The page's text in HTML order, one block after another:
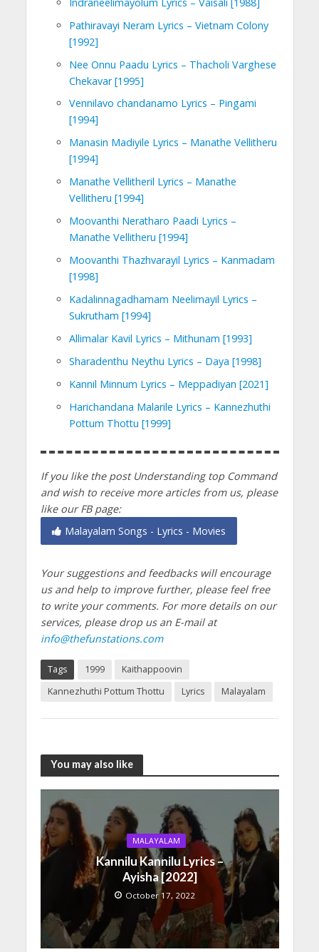
Pathiravayi Neram Lyrics – Vietnam Colony
[1992]
Nee Onnu Paadu Lyrics – Thacholi Varghese
Chekavar [1995]
Vennilavo chandanamo Lyrics – Pingami
[1994]
Manasin Madiyile Lyrics – Manathe Vellitheru
[1994]
Manathe Vellitheril Lyrics – Manathe
Vellitheru [1994]
Moovanthi Neratharo Paadi Lyrics –
Manathe Vellitheru [1994]
Moovanthi Thazhvarayil Lyrics – Kanmadam
[1998]
Kadalinnagadhamam Neelimayil Lyrics –
Sukrutham [1994]
Allimalar Kavil Lyrics – Mithunam [1993]
Sharadenthu Neythu Lyrics – Daya [1998]
Kannil Minnum Lyrics – Meppadiyan [2021]
Harichandana Malarile Lyrics – Kannezhuthi
Pottum Thottu [1999]
If you like the post Understanding top Command
and wish to receive more articles from us, please
like our FB page:
Malayalam Songs - Lyrics - Movies
Your suggestions and feedbacks will encourage
us and help to improve further, please feel free
to write your comments. For more details on our
services, please drop us an E-mail at
info@thefunstations.com
Tags 1999
Kaithappoovin
Kannezhuthi Pottum Thottu
Lyrics Malayalam
You may also like
MALAYALAM
Kannilu Kannilu Lyrics –
Ayisha [2022]
October 17, 2022